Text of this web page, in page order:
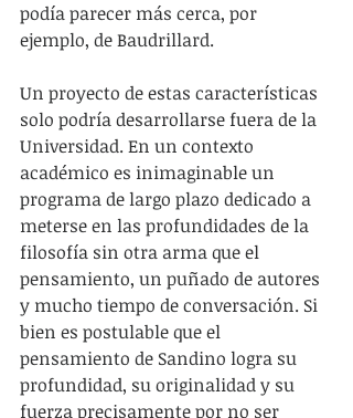
podía parecer más cerca, por
ejemplo, de Baudrillard.
Un proyecto de estas características
solo podría desarrollarse fuera de la
Universidad. En un contexto
académico es inimaginable un
programa de largo plazo dedicado a
meterse en las profundidades de la
filosofía sin otra arma que el
pensamiento, un puñado de autores
y mucho tiempo de conversación. Si
bien es postulable que el
pensamiento de Sandino logra su
profundidad, su originalidad y su
fuerza precisamente por no ser